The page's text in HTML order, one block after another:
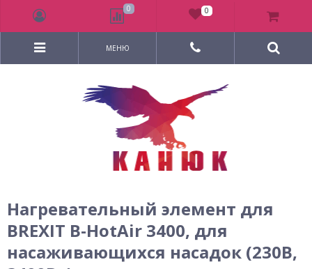
МЕНЮ
Нагревательный элемент для
BREXIT B-HotAir 3400, для
насаживающихся насадок (230В,
0 0